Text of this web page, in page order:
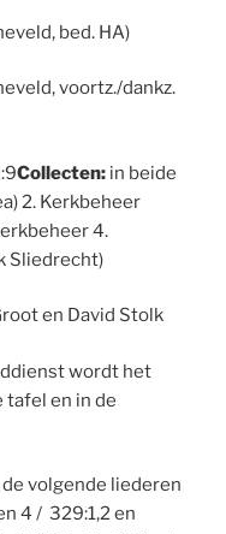
bed. HA)
voortz./dankz.
Collecten: in beide
2. Kerkbeheer
4.
Sliedrecht)
en David Stolk
wordt het
tafel en in de
volgende liederen
4 / 329:1,2 en